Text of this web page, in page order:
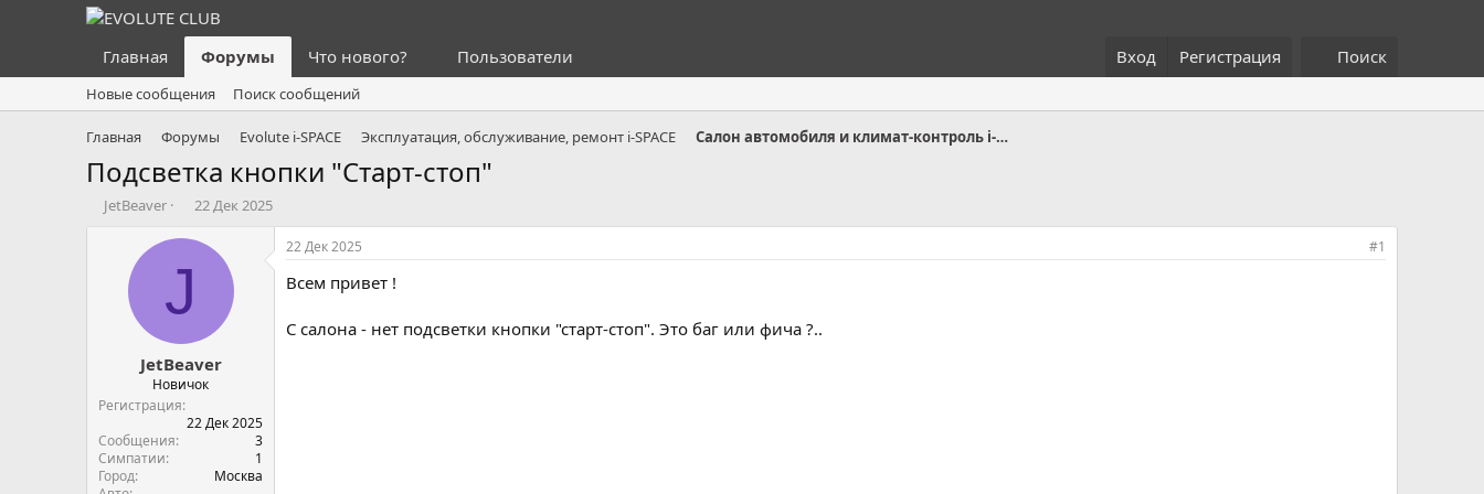
Главная Форумы Что нового? Пользователи Вход Регистрация Поиск
Новые сообщения Поиск сообщений
Главная Форумы Evolute i⁠-⁠SPACE Эксплуатация, обслуживание, ремонт i-SPACE Салон автомобиля и климат-контроль i-SPACE
Подсветка кнопки "Старт-стоп"
А
JetBeaver
Д
т
а
л
а
22 Дек 2025
J
JetBeaver
Новичок
Регистрация
22 Дек 2025
Сообщения
3
Симпатии
1
Город
Москва
22 Дек 2025 #1
Всем привет !
С салона - нет подсветки кнопки "старт-стоп". Это баг или фича ?..